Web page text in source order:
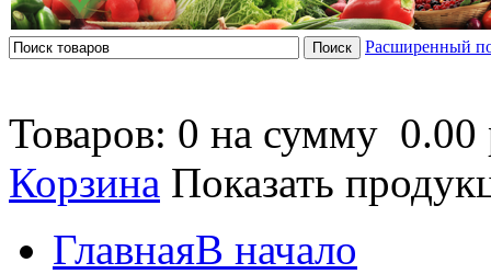
Расширенный
Товаров: 0 на сумму 0.00
Корзина Показать
ГлавнаяВ начало